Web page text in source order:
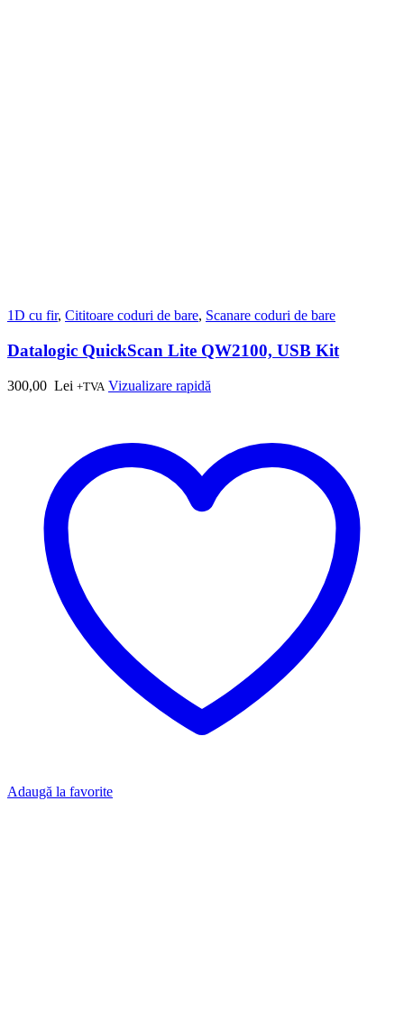
1D cu fir, Cititoare coduri de bare, Scanare coduri de bare
Datalogic QuickScan Lite QW2100, USB Kit
300,00 Lei +TVA Vizualizare rapidă
Adaugă la favorite